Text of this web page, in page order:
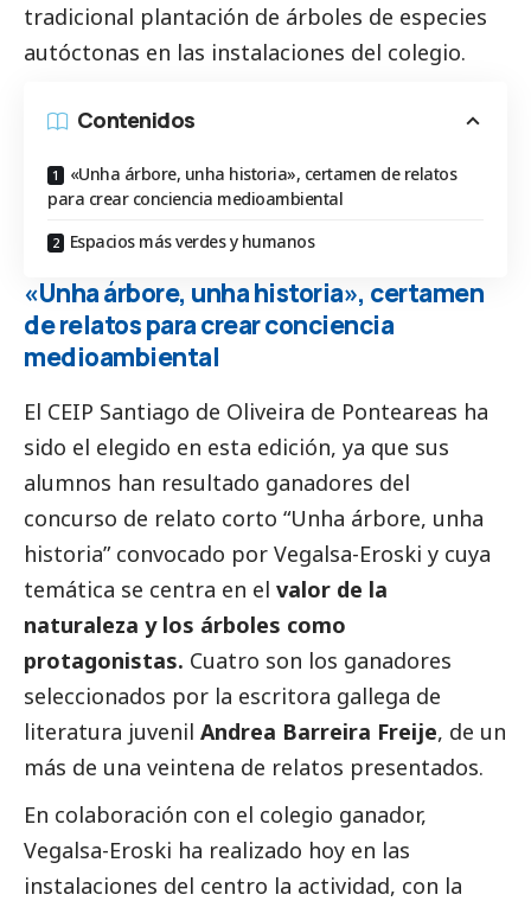
tradicional plantación de árboles de especies
autóctonas en las instalaciones del colegio.
Contenidos
«Unha árbore, unha historia», certamen de relatos
para crear conciencia medioambiental
Espacios más verdes y humanos
«Unha árbore, unha historia», certamen
de relatos para crear conciencia
medioambiental
El CEIP Santiago de Oliveira de Ponteareas ha
sido el elegido en esta edición, ya que sus
alumnos han resultado ganadores del
concurso de relato corto “Unha árbore, unha
historia” convocado por Vegalsa-Eroski y cuya
temática se centra en el valor de la
naturaleza y los árboles como
protagonistas. Cuatro son los ganadores
seleccionados por la escritora gallega de
literatura juvenil Andrea Barreira Freije, de un
más de una veintena de relatos presentados.
En colaboración con el colegio ganador,
Vegalsa-Eroski ha realizado hoy en las
instalaciones del centro la actividad, con la